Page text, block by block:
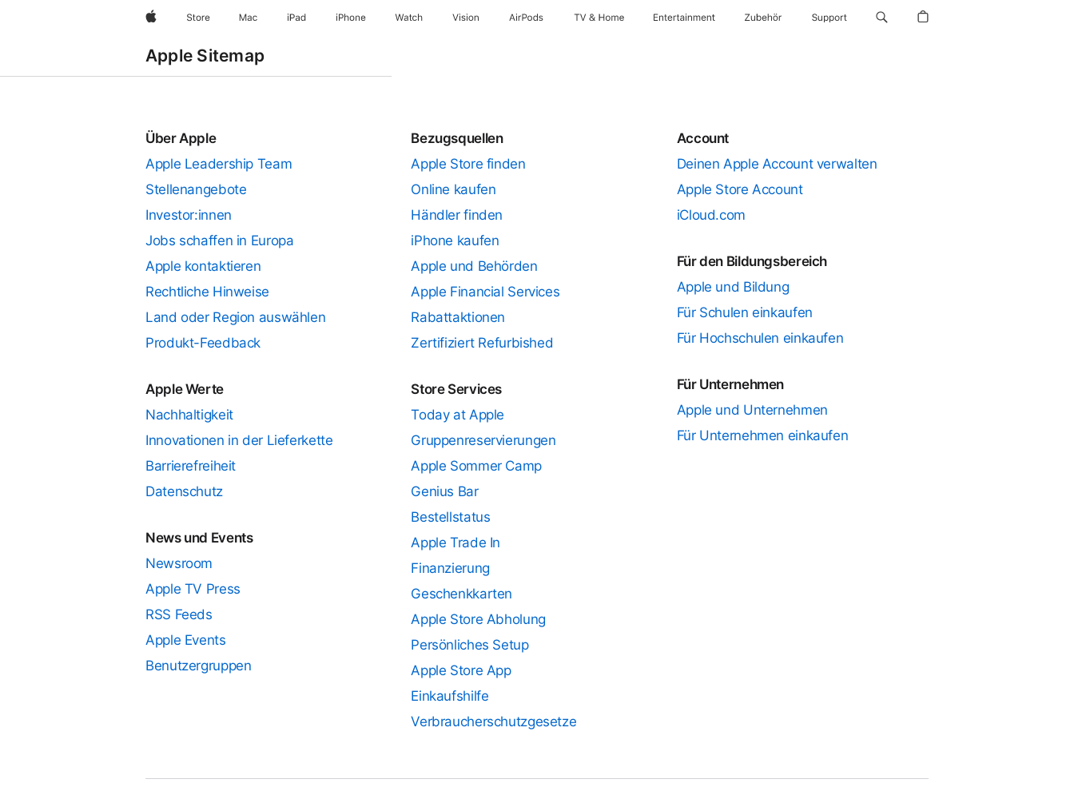
AppleStore Mac iPad iPhone Watch Vision AirPods TV & Home Entertainment Zubehör Support
Apple Sitemap
Über Apple
Apple Leadership Team
Stellenangebote
Investor:innen
Jobs schaffen in Europa
Apple kontaktieren
Rechtliche Hinweise
Land oder Region auswählen
Produkt-Feedback
Apple Werte
Nachhaltigkeit
Innovationen in der Lieferkette
Barrierefreiheit
Datenschutz
News und Events
Newsroom
Apple TV Press
RSS Feeds
Apple Events
Benutzergruppen
Bezugsquellen
Apple Store finden
Online kaufen
Händler finden
iPhone kaufen
Apple und Behörden
Apple Financial Services
Rabattaktionen
Zertifiziert Refurbished
Store Services
Today at Apple
Gruppenreservierungen
Apple Sommer Camp
Genius Bar
Bestellstatus
Apple Trade In
Finanzierung
Geschenkkarten
Apple Store Abholung
Persönliches Setup
Apple Store App
Einkaufshilfe
Verbraucherschutzgesetze
Account
Deinen Apple Account verwalten
Apple Store Account
iCloud.com
Für den Bildungsbereich
Apple und Bildung
Für Schulen einkaufen
Für Hochschulen einkaufen
Für Unternehmen
Apple und Unternehmen
Für Unternehmen einkaufen